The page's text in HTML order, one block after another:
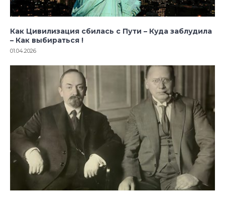
Как Цивилизация сбилась с Пути – Куда заблудила
– Как выбираться !
01.04.2026